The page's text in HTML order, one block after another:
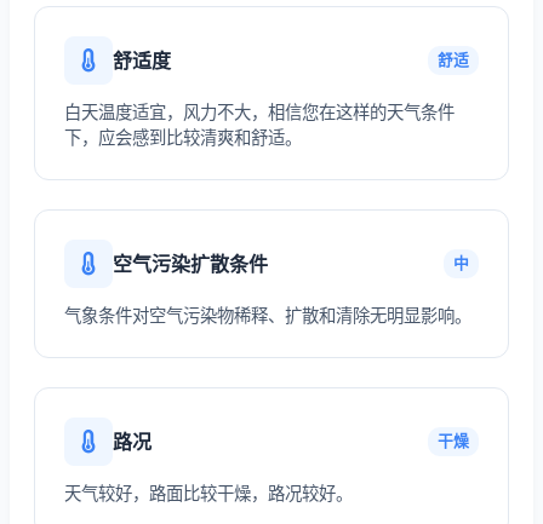
舒适度 舒适
白天温度适宜，风力不大，相信您在这样的天气条件
下，应会感到比较清爽和舒适。
空气污染扩散条件 中
气象条件对空气污染物稀释、扩散和清除无明显影响。
路况 干燥
天气较好，路面比较干燥，路况较好。